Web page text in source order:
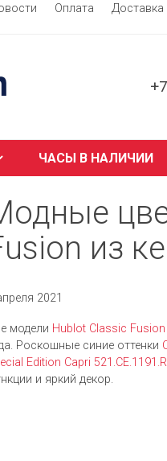
Оплата Доставка
ЧАСЫ В НАЛИЧИИ
из
2021
модели Hublot Classic Fusion
Роскошные синие оттенки
Edition Capri
и яркий декор.